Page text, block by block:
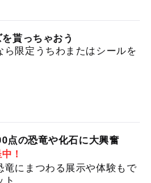
貰っちゃおう
ら限定うちわまたはシールを
点の恐竜や化石に大興奮
！
竜にまつわる展示や体験もで
ト